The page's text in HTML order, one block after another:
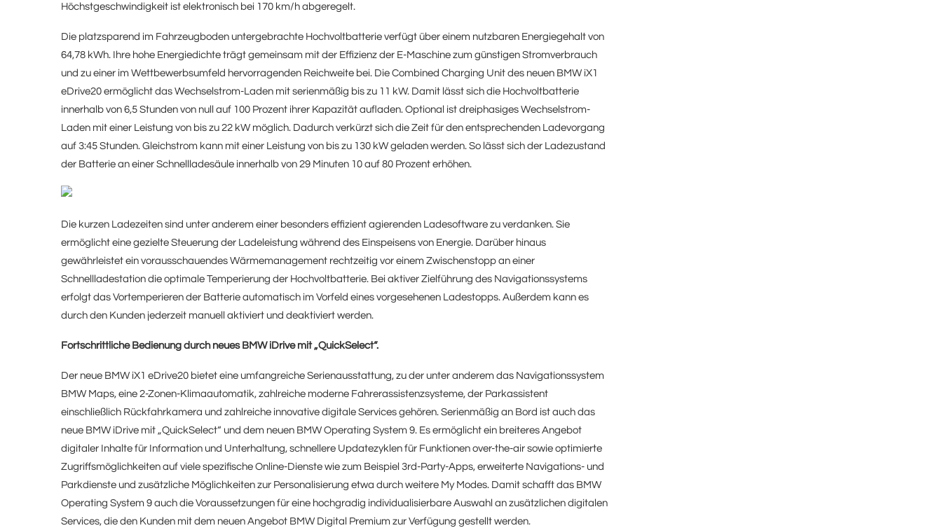
Höchstgeschwindigkeit ist elektronisch bei 170 km/h abgeregelt.
Die platzsparend im Fahrzeugboden untergebrachte Hochvoltbatterie verfügt über einem nutzbaren Energiegehalt von
64,78 kWh. Ihre hohe Energiedichte trägt gemeinsam mit der Effizienz der E-Maschine zum günstigen Stromverbrauch
und zu einer im Wettbewerbsumfeld hervorragenden Reichweite bei. Die Combined Charging Unit des neuen BMW iX1
eDrive20 ermöglicht das Wechselstrom-Laden mit serienmäßig bis zu 11 kW. Damit lässt sich die Hochvoltbatterie
innerhalb von 6,5 Stunden von null auf 100 Prozent ihrer Kapazität aufladen. Optional ist dreiphasiges Wechselstrom-
Laden mit einer Leistung von bis zu 22 kW möglich. Dadurch verkürzt sich die Zeit für den entsprechenden Ladevorgang
auf 3:45 Stunden. Gleichstrom kann mit einer Leistung von bis zu 130 kW geladen werden. So lässt sich der Ladezustand
der Batterie an einer Schnellladesäule innerhalb von 29 Minuten 10 auf 80 Prozent erhöhen.
Die kurzen Ladezeiten sind unter anderem einer besonders effizient agierenden Ladesoftware zu verdanken. Sie
ermöglicht eine gezielte Steuerung der Ladeleistung während des Einspeisens von Energie. Darüber hinaus
gewährleistet ein vorausschauendes Wärmemanagement rechtzeitig vor einem Zwischenstopp an einer
Schnellladestation die optimale Temperierung der Hochvoltbatterie. Bei aktiver Zielführung des Navigationssystems
erfolgt das Vortemperieren der Batterie automatisch im Vorfeld eines vorgesehenen Ladestopps. Außerdem kann es
durch den Kunden jederzeit manuell aktiviert und deaktiviert werden.
Fortschrittliche Bedienung durch neues BMW iDrive mit „QuickSelect“.
Der neue BMW iX1 eDrive20 bietet eine umfangreiche Serienausstattung, zu der unter anderem das Navigationssystem
BMW Maps, eine 2-Zonen-Klimaautomatik, zahlreiche moderne Fahrerassistenzsysteme, der Parkassistent
einschließlich Rückfahrkamera und zahlreiche innovative digitale Services gehören. Serienmäßig an Bord ist auch das
neue BMW iDrive mit „QuickSelect“ und dem neuen BMW Operating System 9. Es ermöglicht ein breiteres Angebot
digitaler Inhalte für Information und Unterhaltung, schnellere Updatezyklen für Funktionen over-the-air sowie optimierte
Zugriffsmöglichkeiten auf viele spezifische Online-Dienste wie zum Beispiel 3rd-Party-Apps, erweiterte Navigations- und
Parkdienste und zusätzliche Möglichkeiten zur Personalisierung etwa durch weitere My Modes. Damit schafft das BMW
Operating System 9 auch die Voraussetzungen für eine hochgradig individualisierbare Auswahl an zusätzlichen digitalen
Services, die den Kunden mit dem neuen Angebot BMW Digital Premium zur Verfügung gestellt werden.